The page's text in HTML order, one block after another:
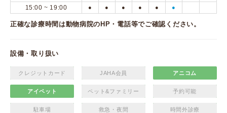
15:00 ~ 19:00 ● ● ● ● ● ●
正確な診療時間は動物病院のHP・電話等でご確認ください。
設備・取り扱い
クレジットカード JAHA会員 アニコム
アイペット ペット&ファミリー 予約可能
駐車場 救急・夜間 時間外診療